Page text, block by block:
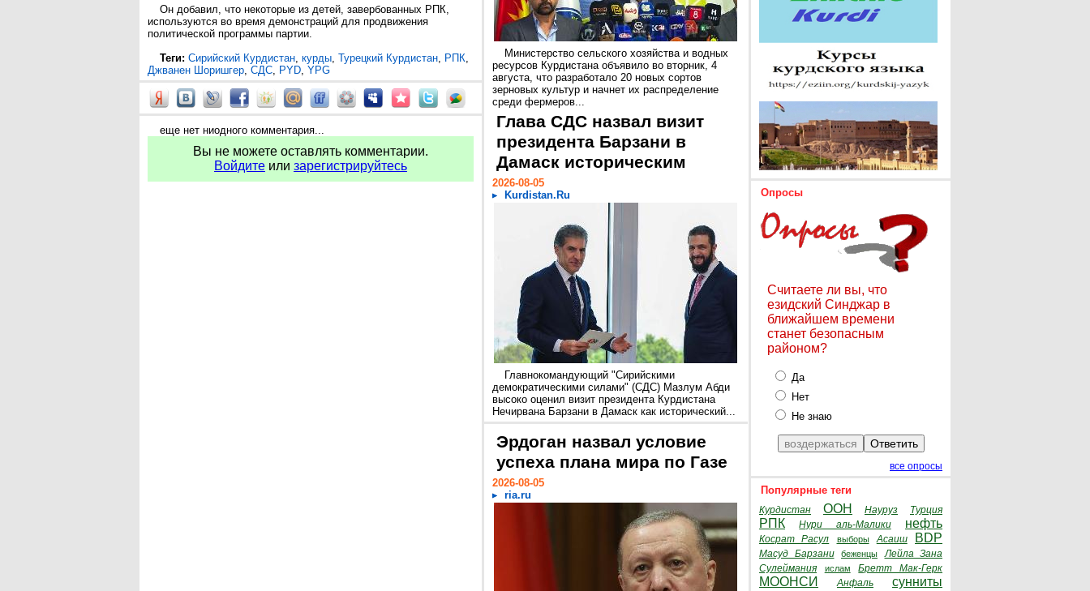
Он добавил, что некоторые из детей, завербованных РПК,
используются во время демонстраций для продвижения
политической программы партии.
Теги: Сирийский Курдистан, курды, Турецкий Курдистан, РПК,
Джванен Шоришгер, СДС, PYD, YPG
еще нет ниодного комментария...
Вы не можете оставлять комментарии.
Войдите или зарегистрируйтесь
Министерство сельского хозяйства и водных
ресурсов Курдистана объявило во вторник, 4
августа, что разработало 20 новых сортов
зерновых культур и начнет их распределение
среди фермеров...
Глава СДС назвал визит
президента Барзани в
Дамаск историческим
2026-08-05
Kurdistan.Ru
Главнокомандующий "Сирийскими
демократическими силами" (СДС) Мазлум Абди
высоко оценил визит президента Курдистана
Нечирвана Барзани в Дамаск как исторический...
Эрдоган назвал условие
успеха плана мира по Газе
2026-08-05
ria.ru
Опросы
Считаете ли вы, что
езидский Синджар в
ближайшем времени
станет безопасным
районом?
Да
Нет
Не знаю
все опросы
Популярные теги
Курдистан ООН Науруз Турция
РПК Нури аль-Малики нефть
Косрат Расул выборы Асаиш BDP
Масуд Барзани беженцы
Лейла Зана
Сулеймания
ислам Бретт Мак-Герк
МООНСИ Анфаль сунниты